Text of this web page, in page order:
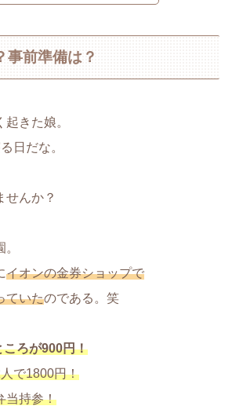
事前準備は？
きた娘。
日だな。
せんか？
イオンの金券ショップで
ていたのである。笑
ろが900円！
で1800円！
当持参！